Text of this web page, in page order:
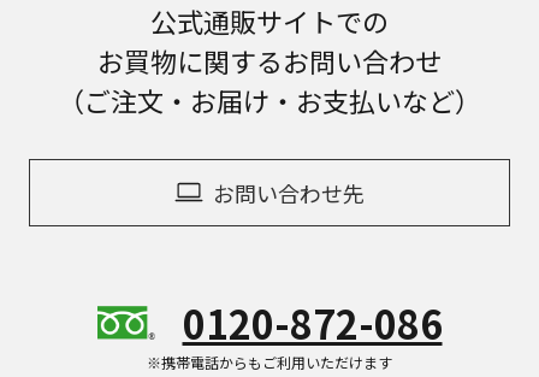
公式通販サイトでの
お買物に関するお問い合わせ
（ご注文・お届け・お支払いなど）
お問い合わせ先
0120-872-086
※携帯電話からもご利用いただけます